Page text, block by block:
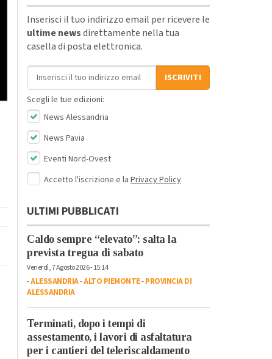
Inserisci il tuo indirizzo email per ricevere le
ultime newsdirettamente nella tua
casella di posta elettronica.
Indirizzo email
ISCRIVITI
Scegli le tue edizioni:
News Alessandria
News Pavia
Eventi Nord-Ovest
Accetto l'iscrizione e la Privacy Policy
ULTIMI PUBBLICATI
Caldo sempre “elevato”: salta la
prevista tregua di sabato
Venerdì, 7 Agosto 2026 - 15:14
-ALESSANDRIA-ALTO PIEMONTE-PROVINCIA DI
ALESSANDRIA
Terminati, dopo i tempi di
assestamento, i lavori di asfaltatura
per i cantieri del teleriscaldamento